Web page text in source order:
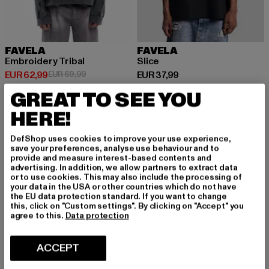
FAVELA
Embroidery Tribal
EUR 62,99
Huidige prijs: EUR 62,99
EUR 69,99Actieprijs: EUR 69,99
FAVELA
Slice
EUR 37,99
Huidige prijs: EUR 37,99
-10%
GREAT TO SEE YOU
HERE!
DefShop uses cookies to improve your use experience,
save your preferences, analyse use behaviour and to
provide and measure interest-based contents and
advertising. In addition, we allow partners to extract data
or to use cookies. This may also include the processing of
your data in the USA or other countries which do not have
the EU data protection standard. If you want to change
this, click on "Custom settings". By clicking on "Accept" you
agree to this. Data protection
ACCEPT